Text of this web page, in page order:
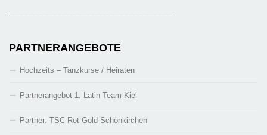
PARTNERANGEBOTE
Hochzeits – Tanzkurse / Heiraten
Partnerangebot 1. Latin Team Kiel
Partner: TSC Rot-Gold Schönkirchen